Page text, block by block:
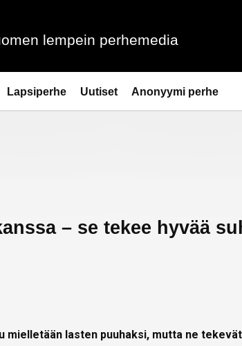
lempein perhemedia
Lapsiperhe Uutiset Anonyymi perhe
– se tekee hyvää
mielletään lasten puuhaksi, mutta ne